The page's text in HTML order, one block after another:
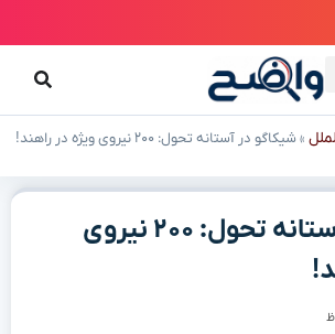
»شیکاگو در آستانه تحول: ۲۰۰ نیروی ویژه در راهند!
شیکاگو در آستانه تحول: ۲۰۰ نیروی